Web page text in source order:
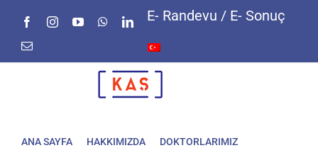
FacebookInstagramYouTubeWhatsAppLinkedIn
E-
E- Randevu / E- Sonuç
ANA SAYFA HAKKIMIZDA DOKTORLARIMIZ